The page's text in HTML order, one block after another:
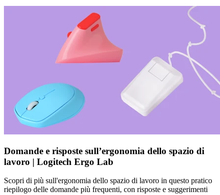
Domande e risposte sull’ergonomia dello spazio di
lavoro | Logitech Ergo Lab
Scopri di più sull'ergonomia dello spazio di lavoro in questo pratico
riepilogo delle domande più frequenti, con risposte e suggerimenti